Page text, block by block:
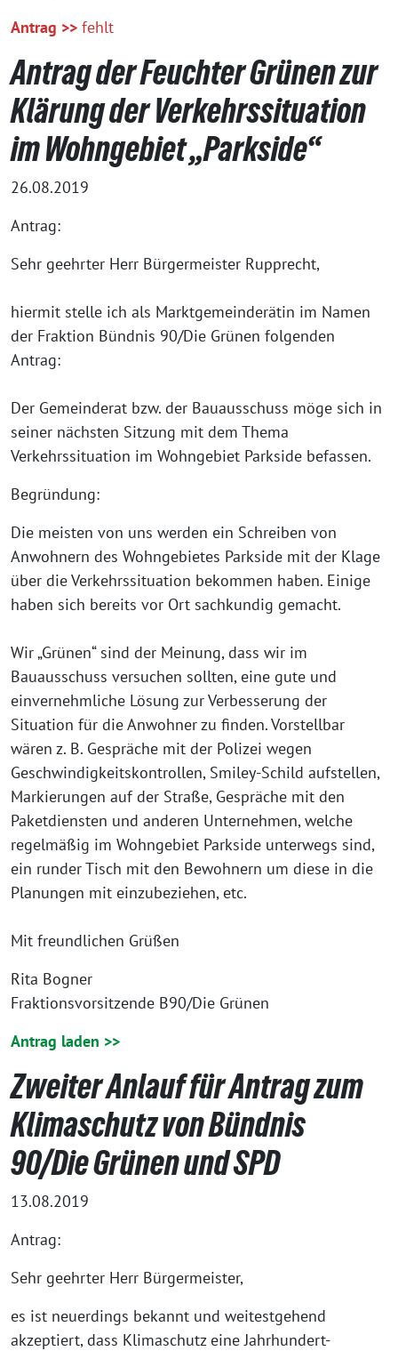
Antrag >> fehlt
Antrag der Feuchter Grünen zur
Klärung der Verkehrssituation
im Wohngebiet „Parkside“
26.08.2019
Antrag:
Sehr geehrter Herr Bürgermeister Rupprecht,
hiermit stelle ich als Marktgemeinderätin im Namen
der Fraktion Bündnis 90/Die Grünen folgenden
Antrag:
Der Gemeinderat bzw. der Bauausschuss möge sich in
seiner nächsten Sitzung mit dem Thema
Verkehrssituation im Wohngebiet Parkside befassen.
Begründung:
Die meisten von uns werden ein Schreiben von
Anwohnern des Wohngebietes Parkside mit der Klage
über die Verkehrssituation bekommen haben. Einige
haben sich bereits vor Ort sachkundig gemacht.
Wir „Grünen“ sind der Meinung, dass wir im
Bauausschuss versuchen sollten, eine gute und
einvernehmliche Lösung zur Verbesserung der
Situation für die Anwohner zu finden. Vorstellbar
wären z. B. Gespräche mit der Polizei wegen
Geschwindigkeitskontrollen, Smiley-Schild aufstellen,
Markierungen auf der Straße, Gespräche mit den
Paketdiensten und anderen Unternehmen, welche
regelmäßig im Wohngebiet Parkside unterwegs sind,
ein runder Tisch mit den Bewohnern um diese in die
Planungen mit einzubeziehen, etc.
Mit freundlichen Grüßen
Rita Bogner
Fraktionsvorsitzende B90/Die Grünen
Antrag laden >>
Zweiter Anlauf für Antrag zum
Klimaschutz von Bündnis
90/Die Grünen und SPD
13.08.2019
Antrag:
Sehr geehrter Herr Bürgermeister,
es ist neuerdings bekannt und weitestgehend
akzeptiert, dass Klimaschutz eine Jahrhundert-